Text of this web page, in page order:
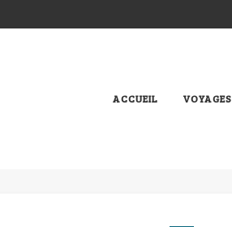
ACCUEIL VOYAGES